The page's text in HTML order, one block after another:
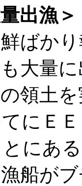
出漁＞
ばか
大量
領土
にＥ
にあ
船が